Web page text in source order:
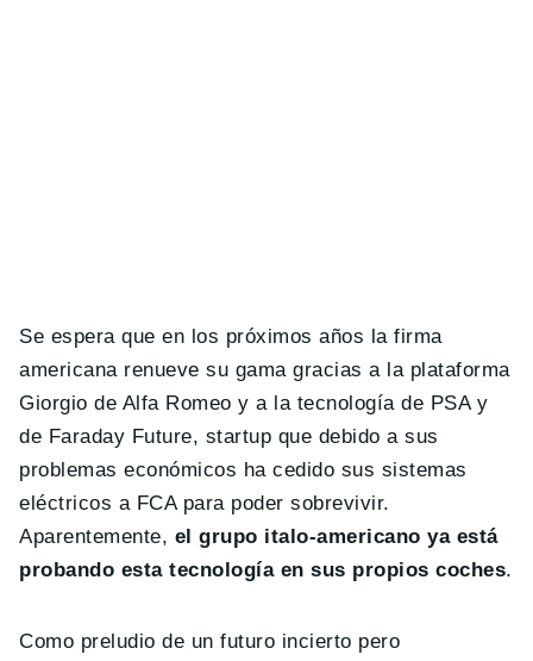
Se espera que en los próximos años la firma
americana renueve su gama gracias a la plataforma
Giorgio de Alfa Romeo y a la tecnología de PSA y
de Faraday Future, startup que debido a sus
problemas económicos ha cedido sus sistemas
eléctricos a FCA para poder sobrevivir.
Aparentemente, el grupo italo-americano ya está
probando esta tecnología en sus propios coches.
Como preludio de un futuro incierto pero